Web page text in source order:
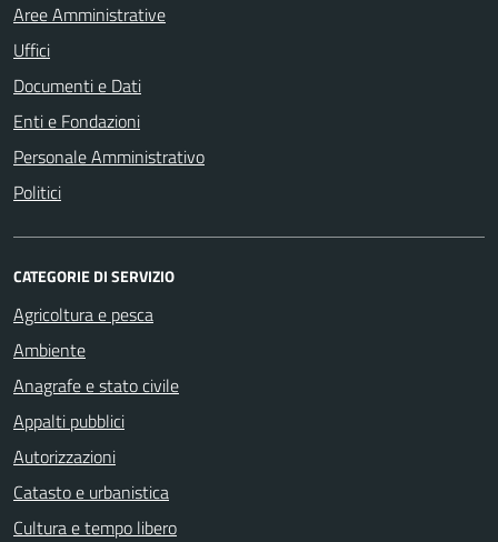
Aree Amministrative
Uffici
Documenti e Dati
Enti e Fondazioni
Personale Amministrativo
Politici
CATEGORIE DI SERVIZIO
Agricoltura e pesca
Ambiente
Anagrafe e stato civile
Appalti pubblici
Autorizzazioni
Catasto e urbanistica
Cultura e tempo libero